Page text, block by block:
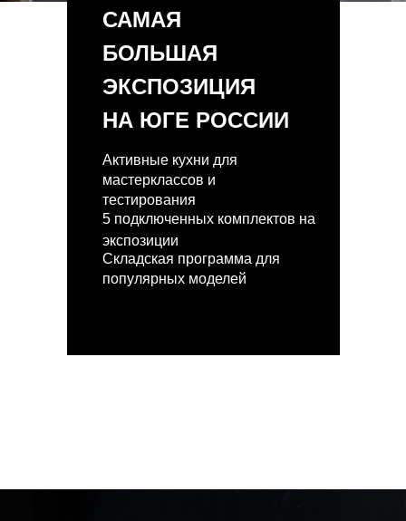
САМАЯ
БОЛЬШАЯ
ЭКСПОЗИЦИЯ
НА ЮГЕ РОССИИ
Активные кухни для
мастерклассов и
тестирования
5 подключенных комплектов на
экспозиции
Складская программа для
популярных моделей